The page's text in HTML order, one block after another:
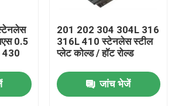
0.5
430
201 202 304 304L 316
316L 410 स्टेनलेस स्टील
प्लेट कोल्ड / हॉट रोल्ड
जांच भेजें